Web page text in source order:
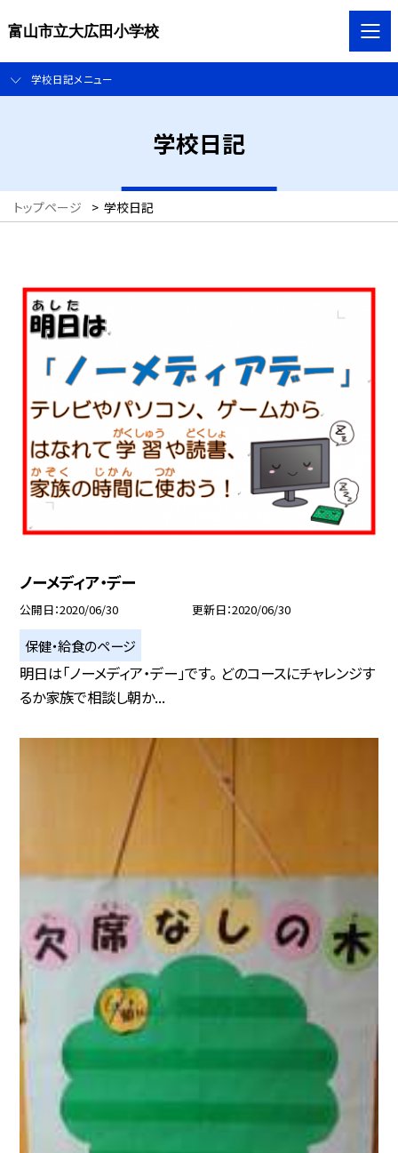
富山市立大広田小学校
学校日記メニュー
学校日記
トップページ > 学校日記
ノーメディア・デー
公開日 2020/06/30 更新日 2020/06/30
保健・給食のページ
明日は「ノーメディア・デー」です。 どのコースにチャレンジす
るか家族で相談し朝か...